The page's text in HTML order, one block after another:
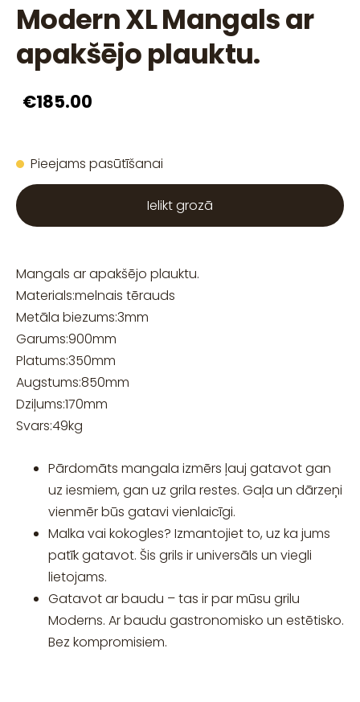
Modern XL Mangals ar
apakšējo plauktu.
€185.00
Pieejams pasūtīšanai
Ielikt grozā
Mangals ar apakšējo plauktu.
Materials:melnais tērauds
Metāla biezums:3mm
Garums:900mm
Platums:350mm
Augstums:850mm
Dziļums:170mm
Svars:49kg
Pārdomāts mangala izmērs ļauj gatavot gan
uz iesmiem, gan uz grila restes. Gaļa un dārzeņi
vienmēr būs gatavi vienlaicīgi.
Malka vai kokogles? Izmantojiet to, uz ka jums
patīk gatavot. Šis grils ir universāls un viegli
lietojams.
Gatavot ar baudu – tas ir par mūsu grilu
Moderns. Ar baudu gastronomisko un estētisko.
Bez kompromisiem.